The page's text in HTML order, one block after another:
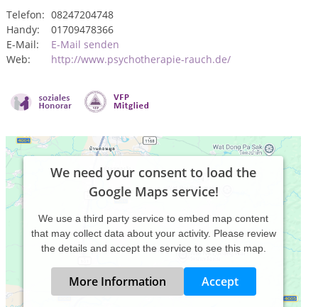
Telefon: 08247204748
Handy:
01709478366
E-Mail:
E-Mail senden
Web:
http://www.psychotherapie-rauch.de/
We need your consent to load the
Google Maps service!
We use a third party service to embed map content
that may collect data about your activity. Please review
the details and accept the service to see this map.
More Information Accept